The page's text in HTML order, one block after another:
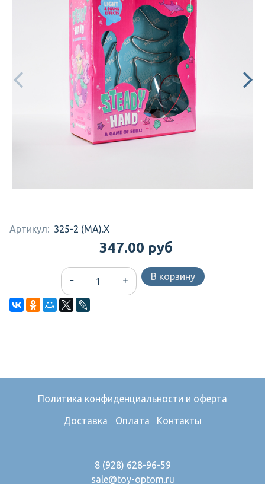
Артикул: 325-2 (MA).X
347.00 руб
В корзину
Политика конфиденциальности и оферта
Доставка Оплата Контакты
8 (928) 628-96-59
sale@toy-optom.ru